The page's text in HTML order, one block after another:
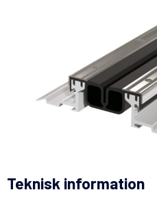
Teknisk information